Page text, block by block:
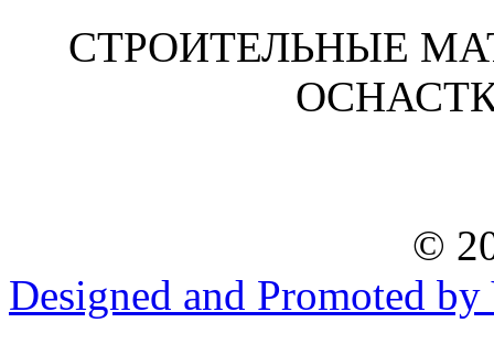
СТРОИТЕЛЬНЫЕ
©
Designed and Promoted